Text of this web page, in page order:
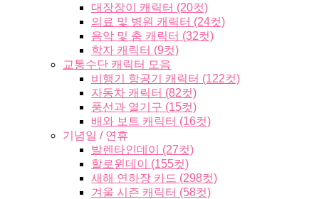
대장장이 캐릭터 (20컷)
의료 및 병원 캐릭터 (24컷)
음악 및 춤 캐릭터 (32컷)
학자 캐릭터 (9컷)
교통수단 캐릭터 모음
비행기 항공기 캐릭터 (122컷)
자동차 캐릭터 (82컷)
풍선과 열기구 (15컷)
배와 보트 캐릭터 (16컷)
기념일 / 연휴
발렌타인데이 (27컷)
할로윈데이 (155컷)
새해 연하장 카드 (298컷)
겨울 시즌 캐릭터 (58컷)